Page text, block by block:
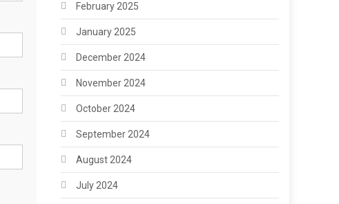
February 2025
January 2025
December 2024
November 2024
October 2024
September 2024
August 2024
July 2024